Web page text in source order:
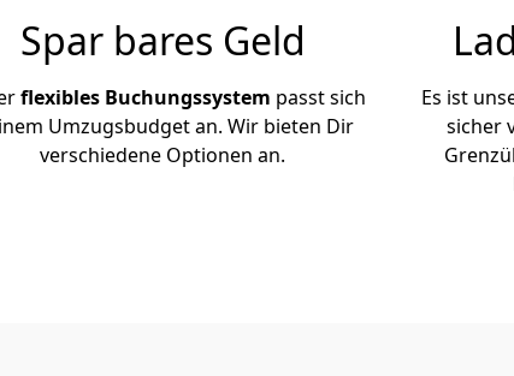
Spar bares Geld
flexibles Buchungssystem passt sich
Umzugsbudget an. Wir bieten Dir
verschiedene Optionen an.
Es ist
sicher